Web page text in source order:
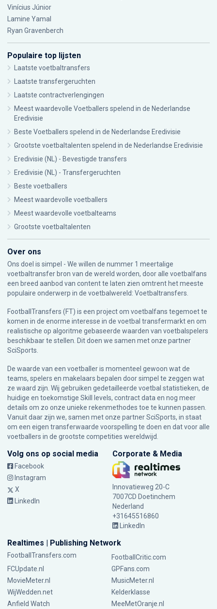
Vinícius Júnior
Lamine Yamal
Ryan Gravenberch
Populaire top lijsten
Laatste voetbaltransfers
Laatste transfergeruchten
Laatste contractverlengingen
Meest waardevolle Voetballers spelend in de Nederlandse
Eredivisie
Beste Voetballers spelend in de Nederlandse Eredivisie
Grootste voetbaltalenten spelend in de Nederlandse Eredivisie
Eredivisie (NL) - Bevestigde transfers
Eredivisie (NL) - Transfergeruchten
Beste voetballers
Meest waardevolle voetballers
Meest waardevolle voetbalteams
Grootste voetbaltalenten
Over ons
Ons doel is simpel - We willen de nummer 1 meertalige
voetbaltransfer bron van de wereld worden, door alle voetbalfans
een breed aanbod van content te laten zien omtrent het meeste
populaire onderwerp in de voetbalwereld: Voetbaltransfers.
FootballTransfers (FT) is een project om voetbalfans tegemoet te
komen in de enorme interesse in de voetbal transfermarkt en om
realistische op algoritme gebaseerde waarden van voetbalspelers
beschikbaar te stellen. Dit doen we samen met onze partner
SciSports
De waarde van een voetballer is momenteel gewoon wat de
teams, spelers en makelaars bepalen door simpel te zeggen wat
ze waard zijn. Wij gebruiken gedetailleerde voetbal statistieken, de
huidige en toekomstige Skill levels, contract data en nog meer
details om zo onze unieke rekenmethodes toe te kunnen passen.
Vanuit daar zijn we, samen met onze partner SciSports, in staat
om een eigen transferwaarde voorspelling te doen en dat voor alle
voetballers in de grootste competities wereldwijd.
Volg ons op social media
Facebook
Instagram
X
LinkedIn
Corporate & Media
Innovatieweg 20-C
7007CD Doetinchem
Nederland
+31645516860
LinkedIn
Realtimes | Publishing Network
FootballTransfers.com
FootballCritic.com
FCUpdate.nl
GPFans.com
MovieMeter.nl
MusicMeter.nl
WijWedden.net
Kelderklasse
Anfield Watch
MeeMetOranje.nl